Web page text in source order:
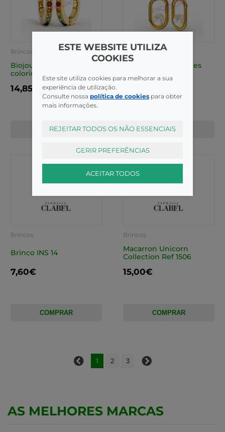
Brincos
Biojoux Argola D
colorida 10mm BJT726
14,85€
COMPRAR
Brincos
Biojoux Brinco Agnes
COMPRAR
Brincos
Brinco INS 14
7,60€
COMPRAR
Brincos
Macarron Unicorn
Collection Ref 1506
15,00€
COMPRAR
1 2 3
AS MELHORES MARCAS
ESTE WEBSITE UTILIZA
COOKIES
Este site utiliza cookies para melhorar a sua
experiência de utilização.
Consulte nossa política de cookies para obter
mais informações.
REJEITAR TODOS OS NÃO ESSENCIAIS
GERIR PREFERÊNCIAS
ACEITAR TODOS